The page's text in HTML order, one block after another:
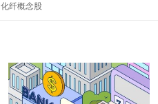
化纤概念股